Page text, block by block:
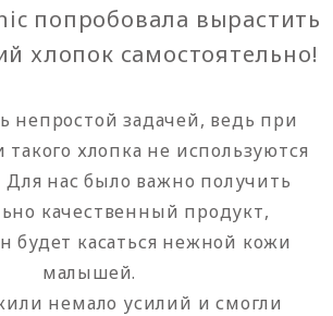
попробовала вырастить
хлопок самостоятельно!
непростой задачей, ведь при
хлопка не используются
нас было важно получить
качественный продукт,
будет касаться нежной кожи
малышей.
немало усилий и смогли